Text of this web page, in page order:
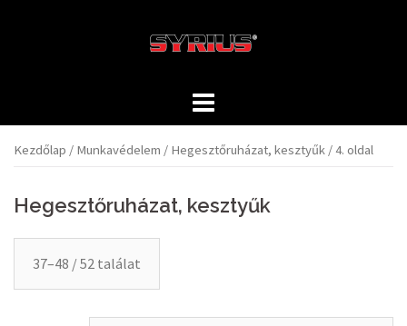
Kezdőlap / Munkavédelem / Hegesztőruházat, kesztyűk / 4. oldal
Hegesztőruházat, kesztyűk
37–48 / 52 találat